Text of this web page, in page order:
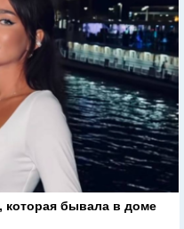
которая бывала в доме